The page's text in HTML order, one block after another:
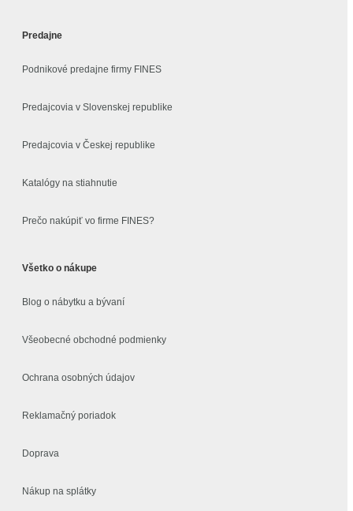
Predajne
Podnikové predajne firmy FINES
Predajcovia v Slovenskej republike
Predajcovia v Českej republike
Katalógy na stiahnutie
Prečo nakúpiť vo firme FINES?
Všetko o nákupe
Blog o nábytku a bývaní
Všeobecné obchodné podmienky
Ochrana osobných údajov
Reklamačný poriadok
Doprava
Nákup na splátky